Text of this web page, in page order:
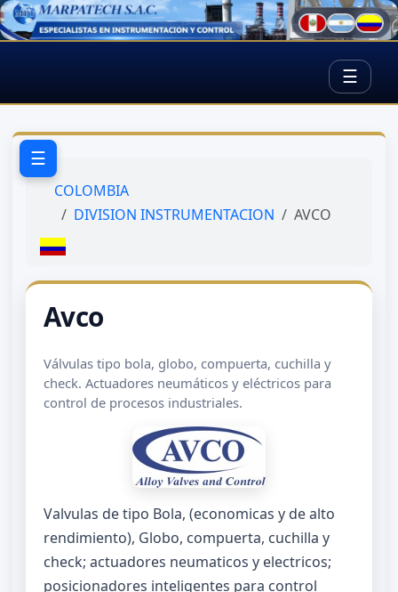
☰
☰
COLOMBIA
DIVISION INSTRUMENTACION
AVCO
Avco
Válvulas tipo bola, globo, compuerta, cuchilla y
check. Actuadores neumáticos y eléctricos para
control de procesos industriales.
Valvulas de tipo Bola, (economicas y de alto
rendimiento), Globo, compuerta, cuchilla y
check; actuadores neumaticos y electricos;
posicionadores inteligentes para control